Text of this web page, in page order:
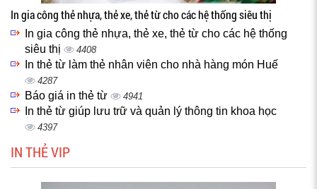
In gia công thẻ nhựa, thẻ xe, thẻ từ cho các hệ thống siêu thị
In gia công thẻ nhựa, thẻ xe, thẻ từ cho các hệ thống
siêu thị
4408
In thẻ từ làm thẻ nhân viên cho nhà hàng món Huế
4287
Báo giá in thẻ từ 4941
In thẻ từ giúp lưu trữ và quản lý thông tin khoa học
4397
IN THẺ VIP